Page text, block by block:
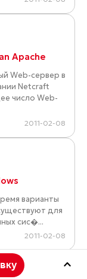
Apache
Web-сервер в
Netcraft
число Web-
2011-02-08
варианты
для
сис�...
2011-02-08